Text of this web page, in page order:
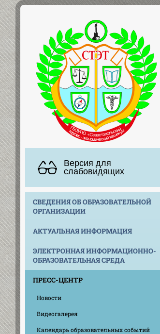
Версия для
слабовидящих
СВЕДЕНИЯ ОБ ОБРАЗОВАТЕЛЬНОЙ
ОРГАНИЗАЦИИ
АКТУАЛЬНАЯ ИНФОРМАЦИЯ
ЭЛЕКТРОННАЯ ИНФОРМАЦИОННО-
ОБРАЗОВАТЕЛЬНАЯ СРЕДА
ПРЕСС-ЦЕНТР
Новости
Видеогалерея
Календарь образовательных событий